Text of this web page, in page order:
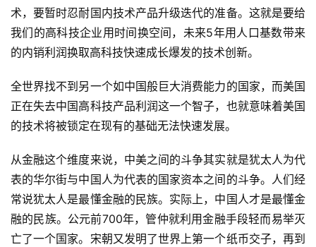
术，要暂时忍耐国内技术产品升级迭代的准备。这就是要给
我们的高科技企业用时间换空间，未来5年用人口基数带来
的内销利润换取高科技快速成长爆发的技术创新。
全世界找不到另一个如中国般巨大消费能力的国家，而美国
正在失去中国高科技产品利润这一个智子，也就意味着美国
的技术将被锁定在现有的基础无法快速发展。
从金融这个维度来说，中美之间的斗争其实就是犹太人为代
表的华尔街与中国人为代表的国家资本之间的斗争。人们经
常说犹太人是最懂金融的民族。实际上，中国人才是最懂金
融的民族。公元前700年，管仲就利用金融手段轻而易举灭
亡了一个国家。宋朝又发明了世界上第一个纸币交子，再到